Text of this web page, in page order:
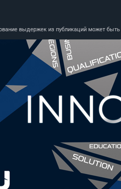
выдержек из публикаций может